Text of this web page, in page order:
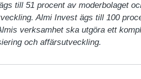
till 51 procent av moderbolaget
Almi Invest ägs till 100
verksamhet ska utgöra ett
och affärsutveckling.